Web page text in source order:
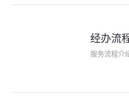
险、政府公共安全责任保险/自然灾害
人责任险、首台套/首版次保险、科技
险产品；（六）保险招投标业务。随
经办流
服务流程介